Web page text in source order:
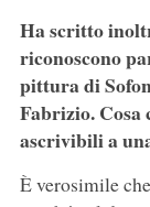
Ha scritto
riconoscono
pittura di
Fabrizio. Cosa
ascrivibili a
È verosimile